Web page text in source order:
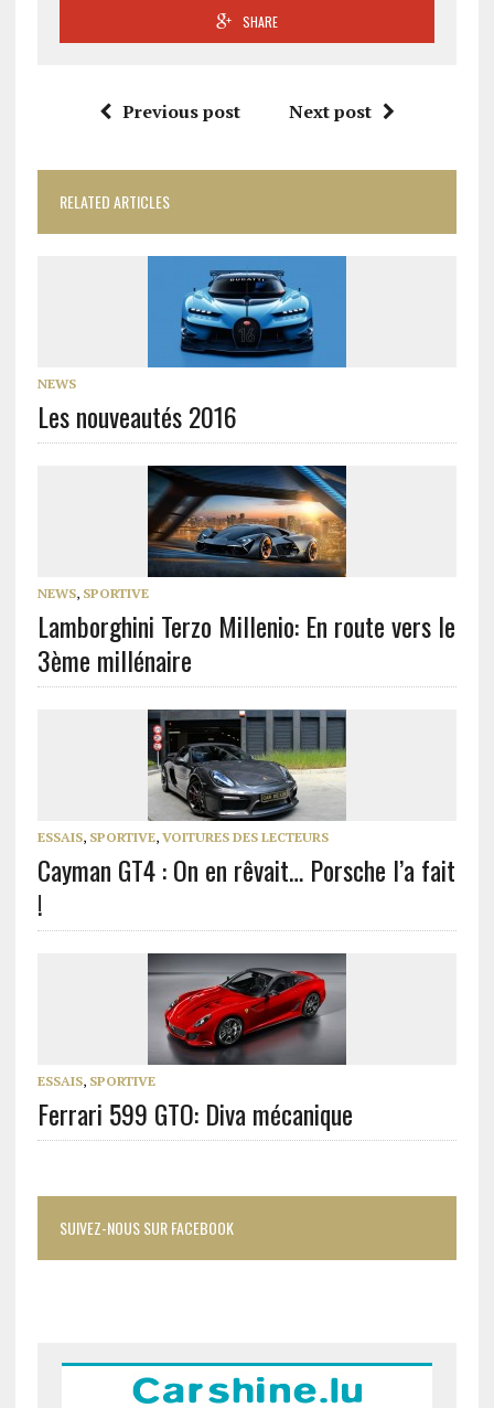
SHARE
Previous post Next post
RELATED ARTICLES
NEWS
Les nouveautés 2016
NEWS, SPORTIVE
Lamborghini Terzo Millenio: En route vers le
3ème millénaire
ESSAIS, SPORTIVE, VOITURES DES LECTEURS
Cayman GT4 : On en rêvait… Porsche l’a fait
!
ESSAIS, SPORTIVE
Ferrari 599 GTO: Diva mécanique
SUIVEZ-NOUS SUR FACEBOOK